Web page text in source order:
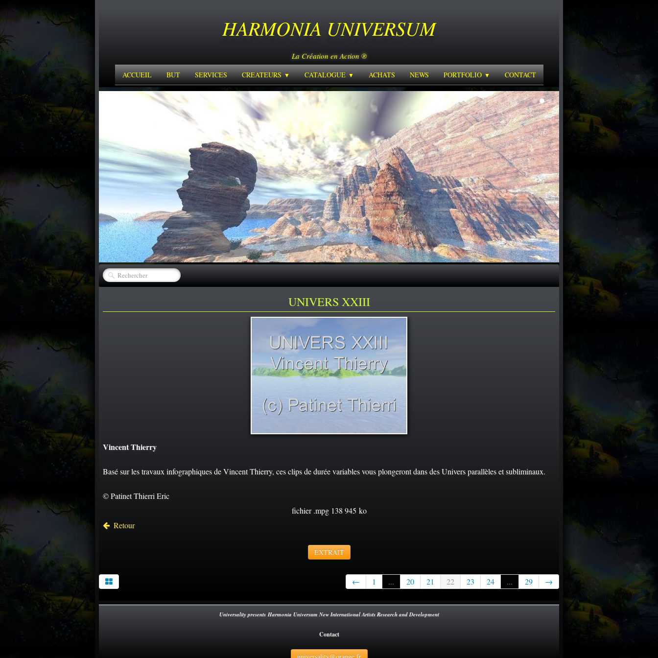
HARMONIA UNIVERSUM
La Création en Action ®
ACCUEIL BUT SERVICES CREATEURS▼ CATALOGUE▼ ACHATS NEWS PORTFOLIO▼ CONTACT
UNIVERS XXIII
Vincent Thierry
Basé sur les travaux infographiques de Vincent Thierry, ces clips de durée variables vous plongeront dans des Univers parallèles et subliminaux.
© Patinet Thierri Eric
fichier .mpg 138 945 ko
Retour
EXTRAIT
← 1 ... 20 21 22 23 24 ... 29 →
Universality presents Harmonia Universum New International Artists Research and Development
Contact
universality@orange.fr